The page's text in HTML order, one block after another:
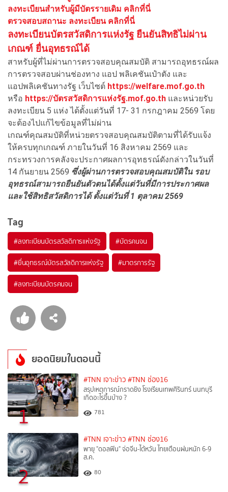
ลงทะเบียนสำหรับผู้มีบัตรรายเดิม คลิกที่นี่
ตรวจสอบสถานะ ลงทะเบียน คลิกที่นี่
ลงทะเบียนบัตรสวัสดิการแห่งรัฐ ยืนยันสิทธิไม่ผ่าน
เกณฑ์ ยื่นอุทธรณ์ได้
สาหรับผู้ที่ไม่ผ่านการตรวจสอบคุณสมบัติ สามารถอุทธรณ์ผล
การตรวจสอบผ่านช่องทาง แอป พลิเคชันเป๋าตัง และ
แอปพลิเคชันทางรัฐ เว็บไซต์ https://welfare.mof.go.th
หรือ https://บัตรสวัสดิการแห่งรัฐ.mof.go.th และหน่วยรับ
ลงทะเบียน 5 แห่ง ได้ตั้งแต่วันที่ 17- 31 กรกฎาคม 2569 โดย
จะต้องไปแก้ไขข้อมูลที่ไม่ผ่าน
เกณฑ์คุณสมบัติที่หน่วยตรวจสอบคุณสมบัติตามที่ได้รับแจ้ง
ให้ครบทุกเกณฑ์ ภายในวันที่ 16 สิงหาคม 2569 และ
กระทรวงการคลังจะประกาศผลการอุทธรณ์ดังกล่าวในวันที่
14 กันยายน 2569 ซึ่งผู้ผ่านการตรวจสอบคุณสมบัติใน รอบ
อุทธรณ์สามารถยืนยันตัวตนได้ตั้งแต่วันที่มีการประกาศผล
และใช้สิทธิสวัสดิการได้ ตั้งแต่วันที่ 1 ตุลาคม 2569
Tag
#ลงทะเบียนบัตรสวัสดิการแห่งรัฐ #บัตรคนจน
#ยื่นอุทธรณ์บัตรสวัสดิการแห่งรัฐ #มาตรการรัฐ
#ลงทะเบียนบัตรคนจน
ยอดนิยมในตอนนี้
1
#TNN เจาะข่าว #TNN ช่อง16
สรุปเหตุการณ์กราดยิง โรงเรียนเทพศิรินทร์ นนทบุรี
เกิดอะไรขึ้นบ้าง ?
781
2
#TNN เจาะข่าว #TNN ช่อง16
พายุ "ดอลฟิน" จ่อจีน-ไต้หวัน ไทยเตือนฝนหนัก 6-9
ส.ค.
80